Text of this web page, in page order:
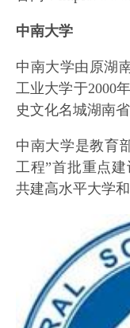
中南大学
中南大学由原湖
工业大学于2000
史文化名城湖南省
中南大学是教育
工程”首批重点建
共建高水平大学和